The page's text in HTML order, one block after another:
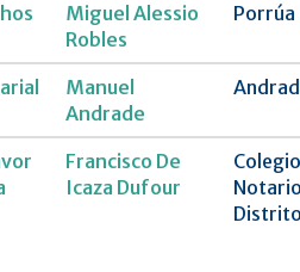
Miguel Alessio
Robles
Porrúa
Manuel
Andrade
Francisco De
Icaza Dufour